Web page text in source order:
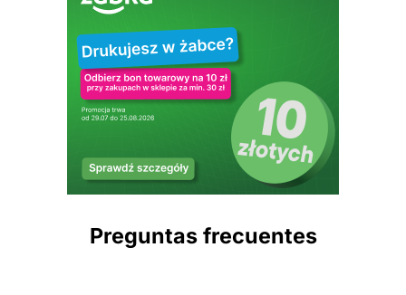
Preguntas frecuentes